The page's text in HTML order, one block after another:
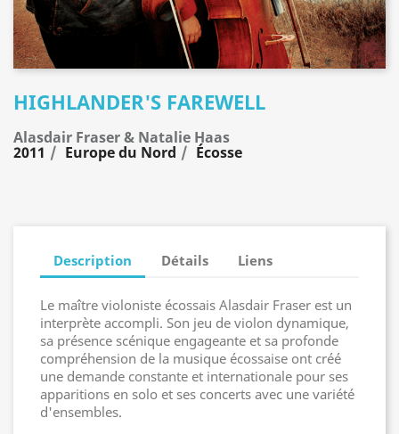
HIGHLANDER'S FAREWELL
Alasdair Fraser & Natalie Haas
2011 Europe du Nord Écosse
Description Détails Liens
Le maître violoniste écossais Alasdair Fraser est un
interprète accompli. Son jeu de violon dynamique,
sa présence scénique engageante et sa profonde
compréhension de la musique écossaise ont créé
une demande constante et internationale pour ses
apparitions en solo et ses concerts avec une variété
d'ensembles.